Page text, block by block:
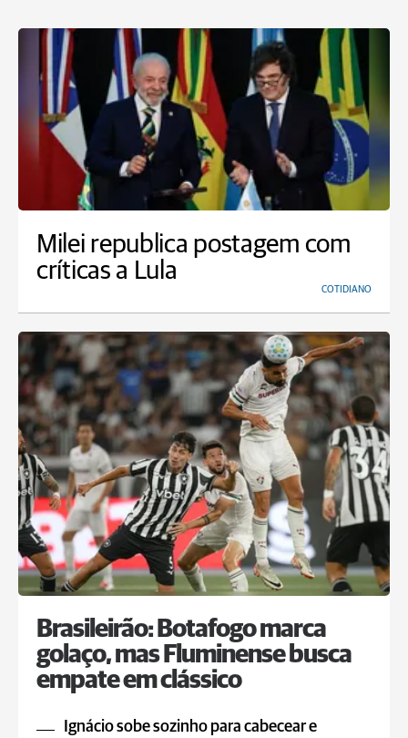
Milei republica postagem com
críticas a Lula
COTIDIANO
Brasileirão: Botafogo marca
golaço, mas Fluminense busca
empate em clássico
Ignácio sobe sozinho para cabecear e